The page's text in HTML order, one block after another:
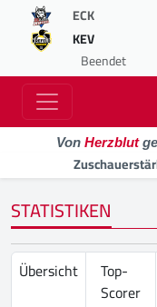
ECK
KEV
Beendet
Von Herzblut
STATISTIKEN
Übersicht
Top-
Scorer